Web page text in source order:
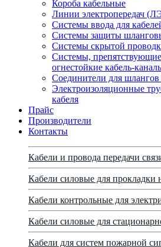
Короба кабельные
Линии электропередач
Системы ввода для
Системы защиты
Системы скрытой
Системы,
огнестойкие кабель-
Соединители для шлангов
Электроизоляционные
кабеля
Прайс
Производители
Контакты
Кабели и провода передачи
Кабели силовые для прокладки
Кабели контрольные для
Кабели силовые для
Кабели для систем пожарной